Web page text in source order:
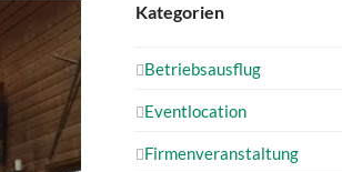
Kategorien
Betriebsausflug
Eventlocation
Firmenveranstaltung